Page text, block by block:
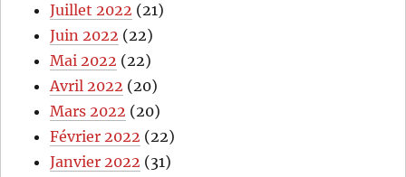
Juillet 2022 (21)
Juin 2022 (22)
Mai 2022 (22)
Avril 2022 (20)
Mars 2022 (20)
Février 2022 (22)
Janvier 2022 (31)